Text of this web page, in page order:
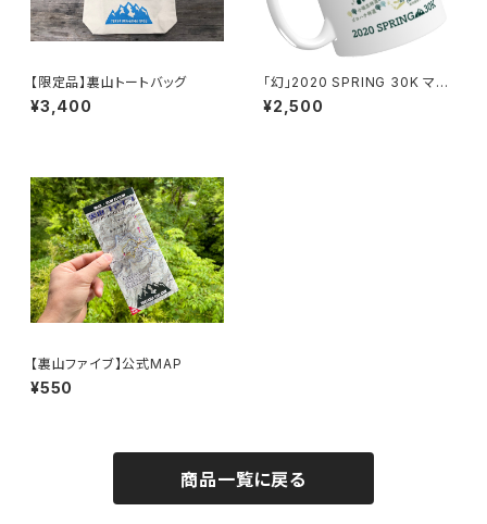
【限定品】裏山トートバッグ
¥3,400
「幻」2020 SPRING 30K マグ
カップ（限定品）
¥2,500
【裏山ファイブ】公式MAP
¥550
商品一覧に戻る